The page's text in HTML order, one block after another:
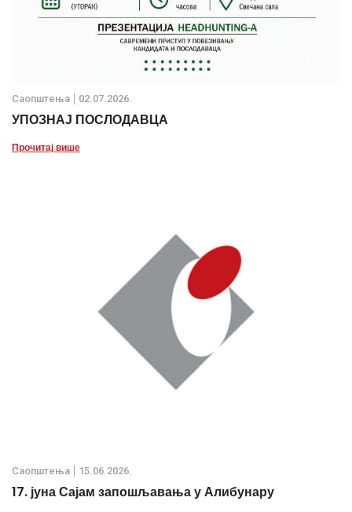
Саопштења 02.07.2026.
УПОЗНАЈ ПОСЛОДАВЦА
Прочитај више
Саопштења 15.06.2026.
17. јуна Сајам запошљавања у Алибунару